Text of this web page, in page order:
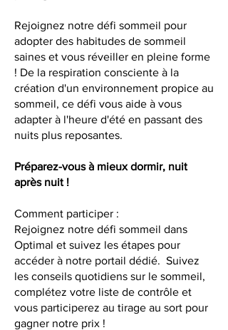
Rejoignez notre défi sommeil pour
adopter des habitudes de sommeil
saines et vous réveiller en pleine forme
! De la respiration consciente à la
création d'un environnement propice au
sommeil, ce défi vous aide à vous
adapter à l'heure d'été en passant des
nuits plus reposantes.
Préparez-vous à mieux dormir, nuit
après nuit ! ​
Comment participer :
Rejoignez notre défi sommeil dans
Optimal et suivez les étapes pour
accéder à notre portail dédié. Suivez
les conseils quotidiens sur le sommeil,
complétez votre liste de contrôle et
vous participerez au tirage au sort pour
gagner notre prix !